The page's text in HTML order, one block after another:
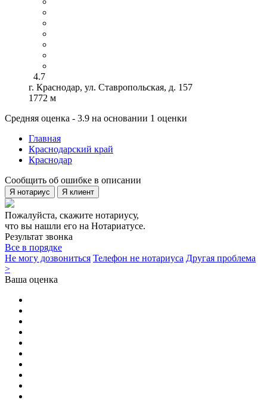
4.7
г. Краснодар, ул. Ставропольская, д. 157
1772 м
Средняя оценка - 3.9 на основании 1 оценки
Главная
Краснодарский край
Краснодар
Сообщить об ошибке в описании
Я нотариус Я клиент
Пожалуйста, скажите нотариусу,
что вы нашли его на Нотариатусе.
Результат звонка
Все в порядке
Не могу дозвониться Телефон не нотариуса Другая проблема
>
Ваша оценка